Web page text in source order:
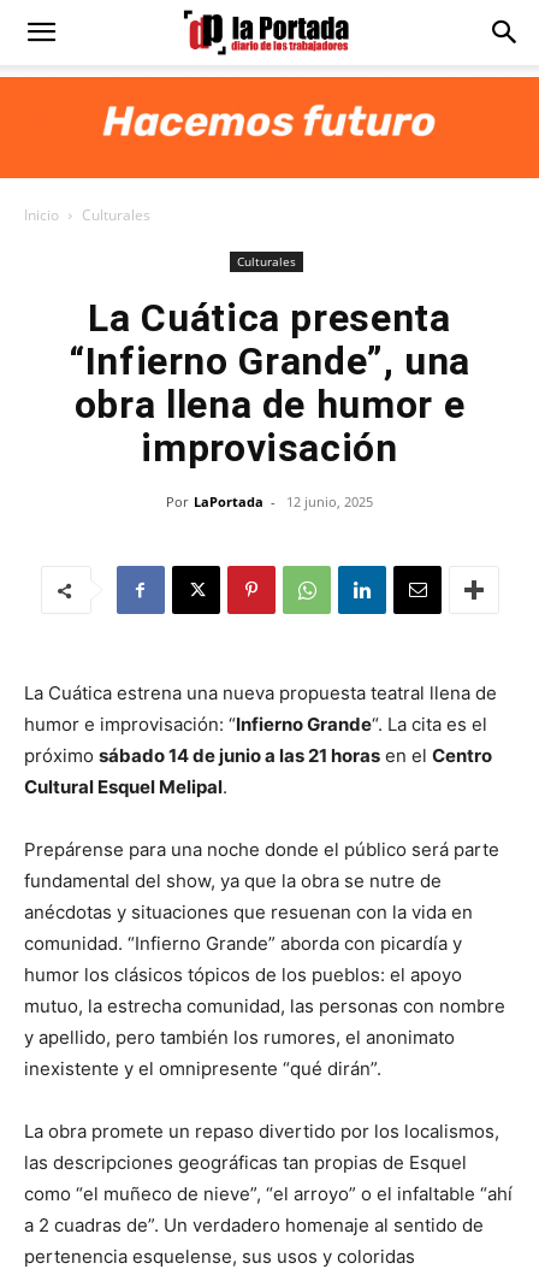
Diario
Inicio Culturales
Culturales
La Cuática presenta
“Infierno Grande”, una
obra llena de humor e
improvisación
Por LaPortada - 12 junio, 2025
La Cuática estrena una nueva propuesta teatral llena de
humor e improvisación: “Infierno Grande“. La cita es el
próximo sábado 14 de junio a las 21 horas en el Centro
Cultural Esquel Melipal.
Prepárense para una noche donde el público será parte
fundamental del show, ya que la obra se nutre de
anécdotas y situaciones que resuenan con la vida en
comunidad. “Infierno Grande” aborda con picardía y
humor los clásicos tópicos de los pueblos: el apoyo
mutuo, la estrecha comunidad, las personas con nombre
y apellido, pero también los rumores, el anonimato
inexistente y el omnipresente “qué dirán”.
La obra promete un repaso divertido por los localismos,
las descripciones geográficas tan propias de Esquel
como “el muñeco de nieve”, “el arroyo” o el infaltable “ahí
a 2 cuadras de”. Un verdadero homenaje al sentido de
pertenencia esquelense, sus usos y coloridas